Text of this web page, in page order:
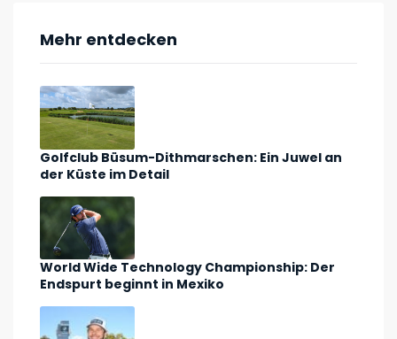
Mehr entdecken
Golfclub Büsum-Dithmarschen: Ein Juwel an
der Küste im Detail
World Wide Technology Championship: Der
Endspurt beginnt in Mexiko